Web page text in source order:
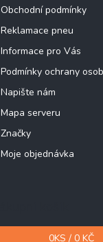
Obchodní podmínky
Reklamace pneu
Informace pro Vás
Podmínky ochrany
Napište nám
Mapa serveru
Značky
Moje objednávka
0KS / 0 KČ